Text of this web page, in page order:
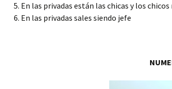
En las privadas están las chicas y los chicos
En las privadas sales siendo jefe